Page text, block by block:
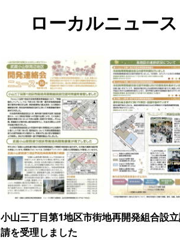
ローカルニュース
小山三丁目第1地区市街地再開発組合設
請を受理しました